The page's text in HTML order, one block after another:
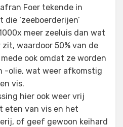
Foer tekende in
die ‘zeeboerderijen’
meer zeeluis dan wat
waardoor 50% van de
ook omdat ze worden
-olie, wat weer afkomstig
vis.
hier ook weer vrij
eten van vis en het
of geef gewoon keihard